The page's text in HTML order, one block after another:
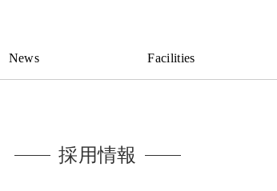
News Facilities
採用情報